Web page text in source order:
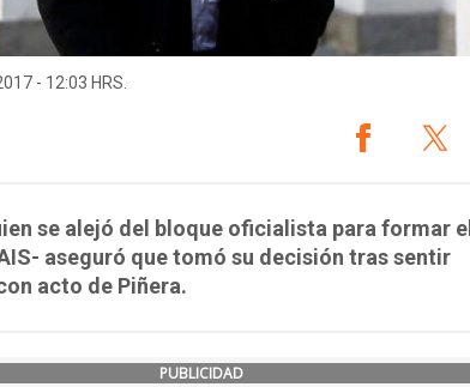
- 12:03 HRS.
se alejó del bloque oficialista para formar
aseguró que tomó su decisión tras sentir
acto de Piñera.
PUBLICIDAD